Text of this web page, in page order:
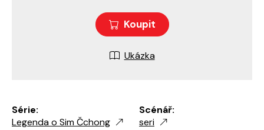
Koupit
Ukázka
Série:
Legenda o Sim Čchong
Scénář:
seri